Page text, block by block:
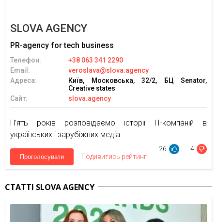
SLOVA AGENCY
PR-agency for tech business
Телефон:
+38 063 341 2290
Email:
veroslava@slova.agency
Адреса:
Київ, Московська, 32/2, БЦ Senator,
Creative states
Сайт:
slova.agency
П’ять років розповідаємо історії IT-компаній в
українських і зарубіжних медіа.
26 4
Проголосувати Подивитись рейтинг
СТАТТІ SLOVA AGENCY